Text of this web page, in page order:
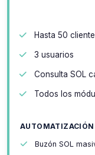
Hasta 50
3 usuarios
Consulta SOL
Todos los
AUTOMATIZACIÓN
Buzón SOL